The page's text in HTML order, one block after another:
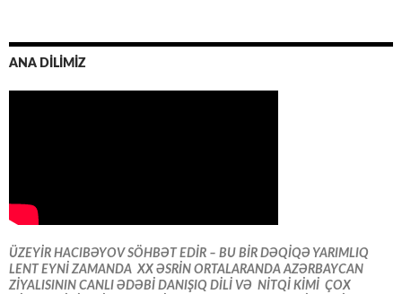
ANA DİLİMİZ
ÜZEYİR HACIBƏYOV SÖHBƏT EDİR – BU BİR DƏQİQƏ YARIMLIQ
LENT EYNİ ZAMANDA XX ƏSRİN ORTALARANDA AZƏRBAYCAN
ZİYALISININ CANLI ƏDƏBİ DANIŞIQ DİLİ VƏ NİTQİ KİMİ ÇOX